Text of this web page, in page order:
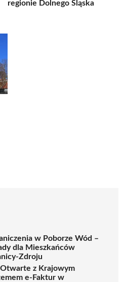
regionie Dolnego Śląska
w Poborze Wód –
dla Mieszkańców
Zdroju
z Krajowym
e-Faktur w